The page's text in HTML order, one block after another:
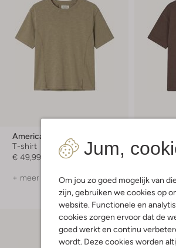
Jum,
Om jou zo goed mogelijk van
zijn, gebruiken we cookies op
website. Functionele en
cookies zorgen ervoor dat de
goed werkt en continu
wordt. Deze cookies worden
American Vintage
T-shirt
€ 49,99
+ meer kleuren
Polo
€ 29,99